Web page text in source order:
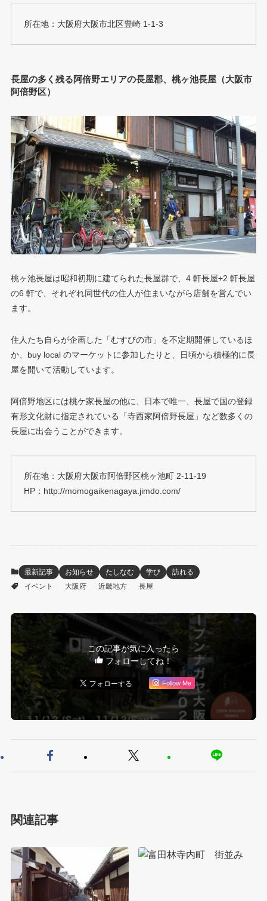
所在地：大阪府大阪市北区豊崎 1-1-3
長屋の多く残る阿倍野エリアの長屋郡、桃ヶ池長屋（大阪市
阿倍野区）
桃ヶ池長屋は昭和初期に建てられた長屋群で、4 軒長屋+2 軒長屋
の6 軒で、それぞれ同世代の住人が住まいながら店舗を営んでい
ます。
住人たち自らが企画した「むすびの市」を不定期開催しているほ
か、buy local のマーケットに参加したりと、日頃から積極的に長
屋を開いて活動しています。
阿倍野地区には桃ケ家長屋の他に、日本で唯一、長屋で国の登録
有形文化財に指定されている「寺西家阿倍野長屋」など数多くの
長屋に出会うことができます。
所在地：大阪府大阪市阿倍野区桃ヶ池町 2-11-19
HP：http://momogaikenagaya.jimdo.com/
最新記事 お知らせ たしなむ 学び
訪れる
イベント
大阪府 近畿地方 長屋
この記事が気に入ったら
フォローしてね！
Follow Me
関連記事